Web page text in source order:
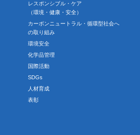
レスポンシブル・ケア
（環境・健康・安全）
カーボンニュートラル・循環型社会へ
の取り組み
環境安全
化学品管理
国際活動
SDGs
人材育成
表彰